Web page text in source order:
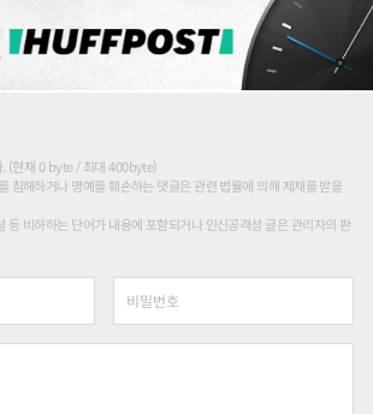
. (현재 0 byte / 최대 400byte)
침해하거나 명예를 훼손하는 댓글은 관련 법률에 의해 제재를 받을
등 비하하는 단어가 내용에 포함되거나 인신공격성 글은 관리자의 판